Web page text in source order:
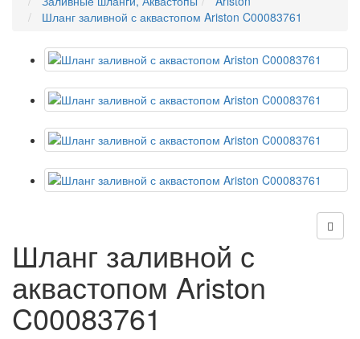
Шланг заливной с аквастопом Ariston C00083761
Шланг заливной с
аквастопом Ariston
C00083761